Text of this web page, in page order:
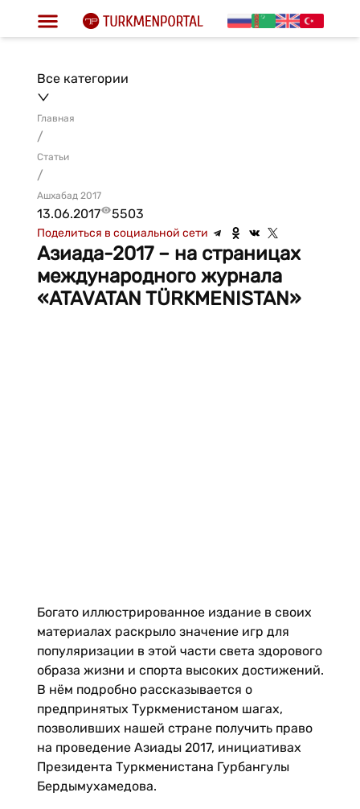
Все категории
Главная
/
Статьи
/
Ашхабад 2017
13.06.2017 5503
Поделиться в социальной сети
Азиада-2017 – на страницах
международного журнала
«ATAVATAN TÜRKMENISTAN»
Богато иллюстрированное издание в своих
материалах раскрыло значение игр для
популяризации в этой части света здорового
образа жизни и спорта высоких достижений.
В нём подробно рассказывается о
предпринятых Туркменистаном шагах,
позволивших нашей стране получить право
на проведение Азиады 2017, инициативах
Президента Туркменистана Гурбангулы
Бердымухамедова.